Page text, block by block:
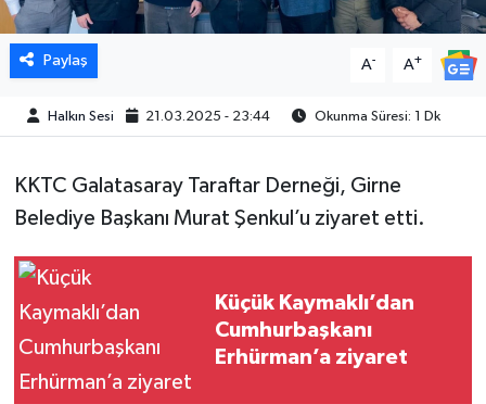
Paylaş A- A+
Halkın Sesi 21.03.2025 - 23:44 Okunma Süresi: 1 Dk
KKTC Galatasaray Taraftar Derneği, Girne
Belediye Başkanı Murat Şenkul’u ziyaret etti.
Küçük Kaymaklı’dan
Cumhurbaşkanı
Erhürman’a ziyaret